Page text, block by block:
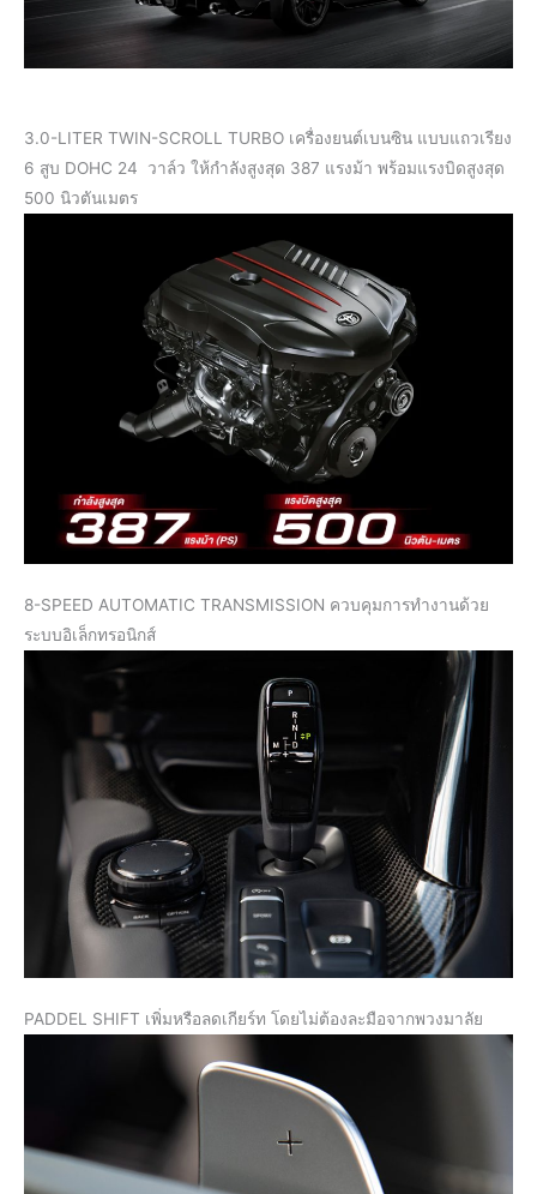
3.0-LITER TWIN-SCROLL TURBO เครื่องยนต์เบนซิน แบบแถวเรียง
6 สูบ DOHC 24 วาล์ว ให้กำลังสูงสุด 387 แรงม้า พร้อมแรงบิดสูงสุด
500 นิวตันเมตร
8-SPEED AUTOMATIC TRANSMISSION ควบคุมการทำงานด้วย
ระบบอิเล็กทรอนิกส์
PADDEL SHIFT เพิ่มหรือลดเกียร์ท โดยไม่ต้องละมือจากพวงมาลัย